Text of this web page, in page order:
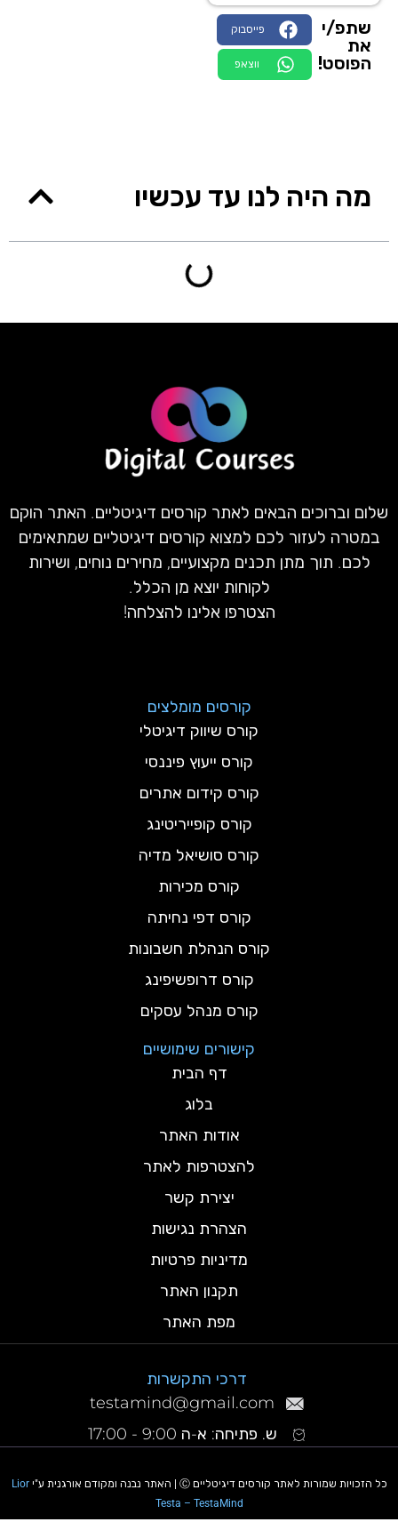
שתפ/י
את
הפוסט!
פייסבוק
ווצאפ
מה היה לנו עד עכשיו
שלום וברוכים הבאים לאתר קורסים דיגיטליים. האתר הוקם
במטרה לעזור לכם למצוא קורסים דיגיטליים שמתאימים
לכם. תוך מתן תכנים מקצועיים, מחירים נוחים, ושירות
לקוחות יוצא מן הכלל.
הצטרפו אלינו להצלחה!
קורסים מומלצים
קורס שיווק דיגיטלי
קורס ייעוץ פיננסי
קורס קידום אתרים
קורס קופייריטינג
קורס סושיאל מדיה
קורס מכירות
קורס דפי נחיתה
קורס הנהלת חשבונות
קורס דרופשיפינג
קורס מנהל עסקים
קישורים שימושיים
דף הבית
בלוג
אודות האתר
להצטרפות לאתר
יצירת קשר
הצהרת נגישות
מדיניות פרטיות
תקנון האתר
מפת האתר
דרכי התקשרות
testamind@gmail.com
ש. פתיחה: א-ה 9:00 - 17:00
כל הזכויות שמורות לאתר קורסים דיגיטליים Ⓒ | האתר נבנה ומקודם אורגנית ע"י
Lior
Testa – TestaMind